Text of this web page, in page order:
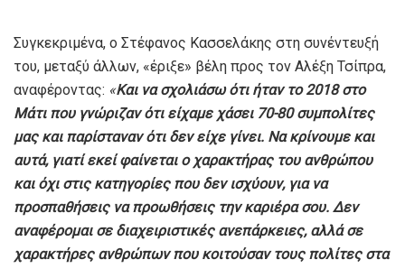
Συγκεκριμένα, ο Στέφανος Κασσελάκης στη συνέντευξή
του, μεταξύ άλλων, «έριξε» βέλη προς τον Αλέξη Τσίπρα,
αναφέροντας: «Και να σχολιάσω ότι ήταν το 2018 στο
Μάτι που γνώριζαν ότι είχαμε χάσει 70-80 συμπολίτες
μας και παρίσταναν ότι δεν είχε γίνει. Να κρίνουμε και
αυτά, γιατί εκεί φαίνεται ο χαρακτήρας του ανθρώπου
και όχι στις κατηγορίες που δεν ισχύουν, για να
προσπαθήσεις να προωθήσεις την καριέρα σου. Δεν
αναφέρομαι σε διαχειριστικές ανεπάρκειες, αλλά σε
χαρακτήρες ανθρώπων που κοιτούσαν τους πολίτες στα